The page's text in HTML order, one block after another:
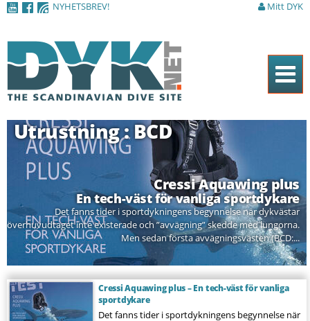
NYHETSBREV! Mitt DYK
Hem
Tidningen
Nyheter
DYK Guiden
Shop
Kontakt
Sök
Utrustning : BCD
Cressi Aquawing plus
En tech-väst för vanliga sportdykare
Det fanns tider i sportdykningens begynnelse när dykvästar
överhuvudtaget inte existerade och ”avvägning” skedde med lungorna.
Men sedan första avvägningsvästen (BCD:...
Cressi Aquawing plus – En tech-väst för vanliga
sportdykare
Det fanns tider i sportdykningens begynnelse när